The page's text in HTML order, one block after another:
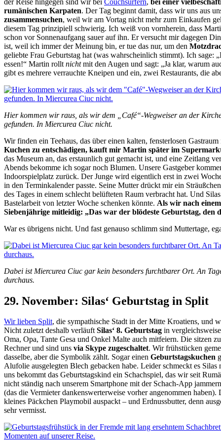
rumänischen Karpaten. Der Tag beginnt damit, dass wir uns aus
zusammensuchen, weil wir am Vortag nicht mehr zum Einkaufen
diesem Tag prinzipiell schwierig. Ich weiß von vornherein, dass
schon vor Sonnenaufgang sauer auf ihn. Er versucht mir dagegen
ist, weil ich immer der Meinung bin, er tue das nur, um den
geliebte Frau Geburtstag hat (was wahrscheinlich stimmt). Ich sage:
essen!“ Martin rollt nichtmit den Augen und sagt: „Ja klar, warum
gibt es mehrere verrauchte Kneipen und ein, zwei Restaurants, die
Hier kommen wir raus, als wir dem „Café“-Wegweiser an der
gefunden. In Miercurea Ciuc nicht.
Wir finden ein Teehaus, das über einen kalten, fensterlosen
Kuchen zu entschädigen, kauft mir Martin später im
das Museum an, das erstaunlich gut gemacht ist, und eine Zeitlang
Abends bekomme ich sogar noch Blumen. Unsere Gastgeber
Indoorspielplatz zurück. Der Junge wird eigentlich erst in zwei
in den Terminkalender passte. Seine Mutter drückt mir ein
des Tages in einem schlecht belüfteten Raum verbracht hat. Und
Bastelarbeit von letzter Woche schenken könnte. Als wir nach
Siebenjährige mitleidig: „Das war der blödeste Geburtstag, den
War es übrigens nicht. Und fast genauso schlimm sind Muttertage,
Dabei ist Miercurea Ciuc gar kein besonders furchtbarer Ort. An
durchaus.
29. November: Silas‘ Geburtstag in Split
Wir lieben Split, die sympathische Stadt in der Mitte Kroatiens, und
Nicht zuletzt deshalb verläuftSilas‘ 8. Geburtstag in
Oma, Opa, Tante Gesa und Onkel Malte auch mitfeiern. Die sitzen
Rechner und sind uns via Skype zugeschaltet. Wir frühstücken
dasselbe, aber die Symbolik zählt. Sogar einen Geburtstagskuchen
Alufolie ausgelegten Blech gebacken habe. Leider schmeckt es
uns bekommt das Geburtstagskind ein Schachspiel, das wir seit
nicht ständig nach unserem Smartphone mit der Schach-App
(das die Vermieter dankenswerterweise vorher angenommen
kleines Päckchen Playmobil auspackt – und Erdnussbutter, denn
sehr vermisst.